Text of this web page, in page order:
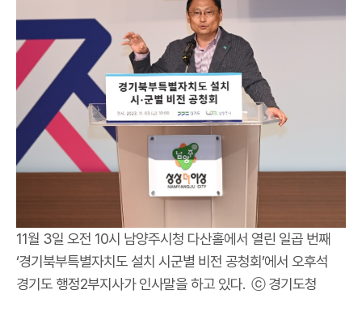
11월 3일 오전 10시 남양주시청 다산홀에서 열린 일곱 번째
‘경기북부특별자치도 설치 시군별 비전 공청회’에서 오후석
경기도 행정2부지사가 인사말을 하고 있다. ⓒ 경기도청